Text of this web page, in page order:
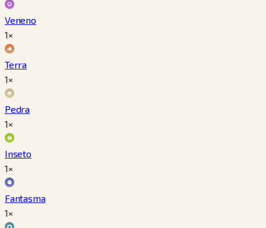
Veneno
1×
Terra
1×
Pedra
1×
Inseto
1×
Fantasma
1×